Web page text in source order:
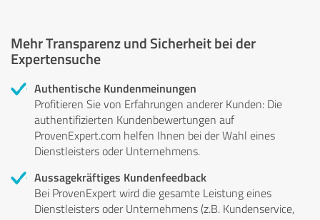
Mehr Transparenz und Sicherheit bei der
Expertensuche
Authentische Kundenmeinungen
Profitieren Sie von Erfahrungen anderer Kunden: Die
authentifizierten Kundenbewertungen auf
ProvenExpert.com helfen Ihnen bei der Wahl eines
Dienstleisters oder Unternehmens.
Aussagekräftiges Kundenfeedback
Bei ProvenExpert wird die gesamte Leistung eines
Dienstleisters oder Unternehmens (z.B. Kundenservice,